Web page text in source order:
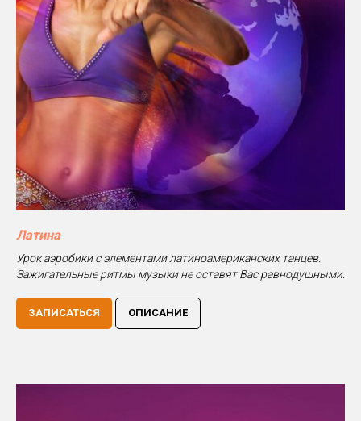
Латина
Урок аэробики с элементами латиноамериканских танцев.
Зажигательные ритмы музыки не оставят Вас равнодушными.
ЗАПИСАТЬСЯ ОПИСАНИЕ